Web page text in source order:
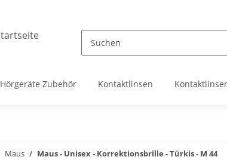
Hörgeräte Zubehör Kontaktlinsen
Maus Maus - Unisex - Korrektionsbrille - Türkis - M 44